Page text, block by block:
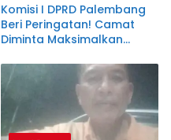
Komisi I DPRD Palembang
Beri Peringatan! Camat
Diminta Maksimalkan
Posyandu